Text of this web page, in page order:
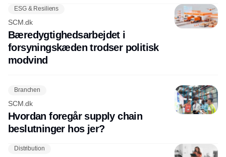
ESG & Resiliens
SCM.dk
Bæredygtighedsarbejdet i
forsyningskæden trodser politisk
modvind
Branchen
SCM.dk
Hvordan foregår supply chain
beslutninger hos jer?
Distribution